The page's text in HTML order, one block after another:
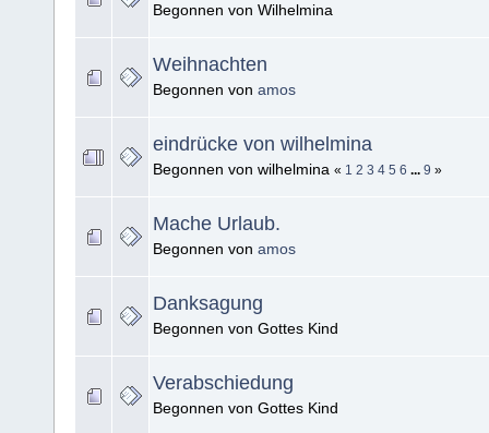
Begonnen von Wilhelmina
Weihnachten
Begonnen von amos
eindrücke von wilhelmina
Begonnen von wilhelmina « 1 2 3 4 5 6 ... 9 »
Mache Urlaub.
Begonnen von amos
Danksagung
Begonnen von Gottes Kind
Verabschiedung
Begonnen von Gottes Kind